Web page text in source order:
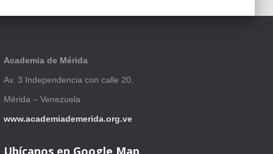
Academia de Mérida
Av. 3 Independencia con calle 20.
Mérida – Venezuela
www.academiademerida.org.ve
Ubícanos en Google Map